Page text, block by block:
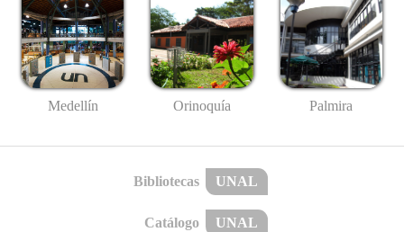
Medellín Orinoquía Palmira
Bibliotecas UNAL
Catálogo UNAL